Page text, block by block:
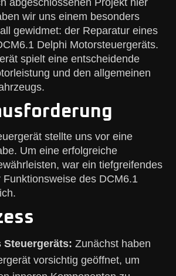
abgeschlossenen Projekt hier
wir uns einem besonders
gewidmet: der Reparatur eines
Delphi Motorsteuergeräts.
spielt eine entscheidende
und den allgemeinen
stellte uns vor eine
Um eine erfolgreiche
war ein tiefgreifendes
Funktionsweise des DCM6.1
Steuergeräts: Zunächst haben
vorsichtig geöffnet, um